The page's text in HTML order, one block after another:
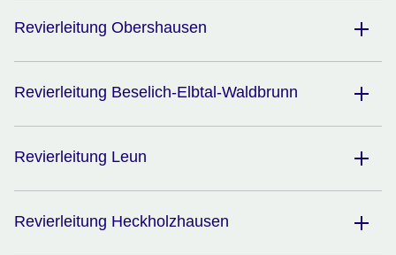
Revierleitung Obershausen
Revierleitung Beselich-Elbtal-Waldbrunn
Revierleitung Leun
Revierleitung Heckholzhausen